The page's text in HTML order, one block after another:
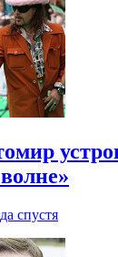
спустя